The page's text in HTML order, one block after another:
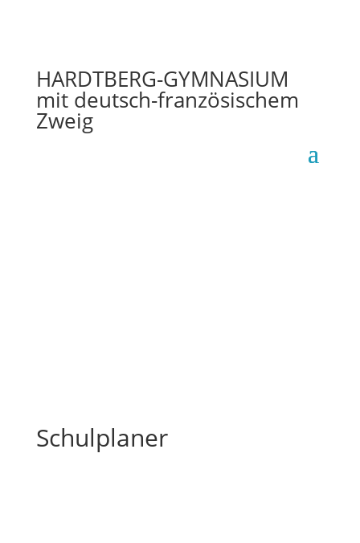
HARDTBERG-GYMNASIUM
mit deutsch-französischem
Zweig
Schulplaner